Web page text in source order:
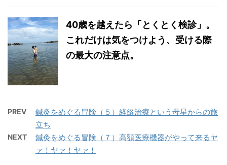
40歳を越えたら「とくとく検診」。
これだけは気をつけよう、受ける際
の最大の注意点。
PREV
鍼灸をめぐる冒険（５）経絡治療という母星からの旅
立ち
NEXT
鍼灸をめぐる冒険（７）高額医療機器がやって来るヤ
ァ！ヤァ！ヤァ！